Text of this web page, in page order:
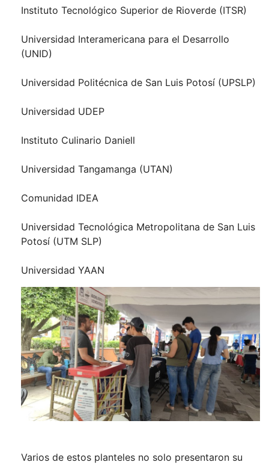
Instituto Tecnológico Superior de Rioverde (ITSR)
Universidad Interamericana para el Desarrollo
(UNID)
Universidad Politécnica de San Luis Potosí (UPSLP)
Universidad UDEP
Instituto Culinario Daniell
Universidad Tangamanga (UTAN)
Comunidad IDEA
Universidad Tecnológica Metropolitana de San Luis
Potosí (UTM SLP)
Universidad YAAN
Varios de estos planteles no solo presentaron su